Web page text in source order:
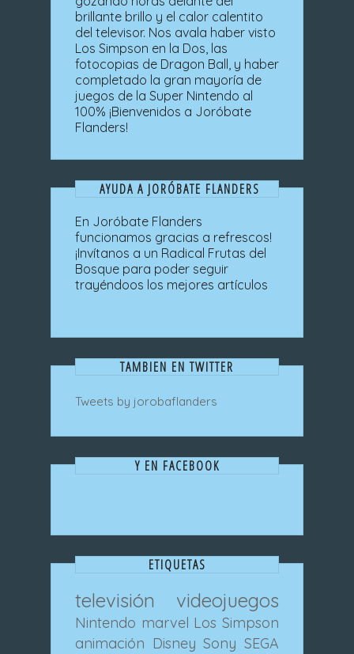
brillante brillo y el calor calentito
del televisor. Nos avala haber visto
Los Simpson en la Dos, las
fotocopias de Dragon Ball, y haber
completado la gran mayoría de
juegos de la Super Nintendo al
100% ¡Bienvenidos a Joróbate
Flanders!
AYUDA A JORÓBATE FLANDERS
En Joróbate Flanders
funcionamos gracias a refrescos!
¡Invítanos a un Radical Frutas del
Bosque para poder seguir
trayéndoos los mejores artículos
TAMBIEN EN TWITTER
Tweets by jorobaflanders
Y EN FACEBOOK
ETIQUETAS
televisión videojuegos
Nintendo marvel Los Simpson
animación Disney Sony SEGA